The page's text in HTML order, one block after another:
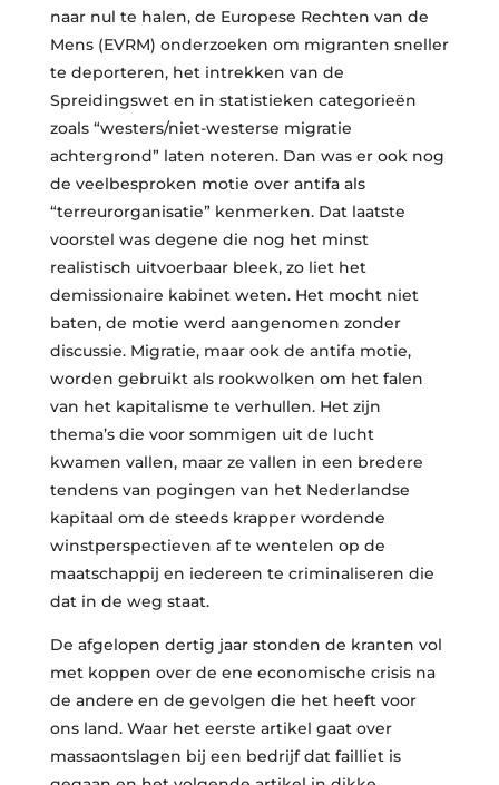
naar nul te halen, de Europese Rechten van de
Mens (EVRM) onderzoeken om migranten sneller
te deporteren, het intrekken van de
Spreidingswet en in statistieken categorieën
zoals “westers/niet-westerse migratie
achtergrond” laten noteren. Dan was er ook nog
de veelbesproken motie over antifa als
“terreurorganisatie” kenmerken. Dat laatste
voorstel was degene die nog het minst
realistisch uitvoerbaar bleek, zo liet het
demissionaire kabinet weten. Het mocht niet
baten, de motie werd aangenomen zonder
discussie. Migratie, maar ook de antifa motie,
worden gebruikt als rookwolken om het falen
van het kapitalisme te verhullen. Het zijn
thema’s die voor sommigen uit de lucht
kwamen vallen, maar ze vallen in een bredere
tendens van pogingen van het Nederlandse
kapitaal om de steeds krapper wordende
winstperspectieven af te wentelen op de
maatschappij en iedereen te criminaliseren die
dat in de weg staat.
De afgelopen dertig jaar stonden de kranten vol
met koppen over de ene economische crisis na
de andere en de gevolgen die het heeft voor
ons land. Waar het eerste artikel gaat over
massaontslagen bij een bedrijf dat failliet is